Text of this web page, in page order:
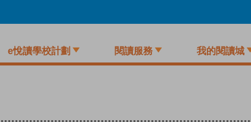
e悅讀學校計劃 閱讀服務 我的閱讀城